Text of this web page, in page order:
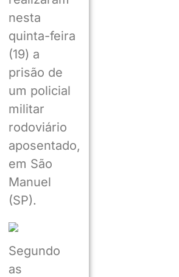
nesta
quinta-feira
(19) a
prisão de
um policial
militar
rodoviário
aposentado,
em São
Manuel
(SP).
Segundo
as